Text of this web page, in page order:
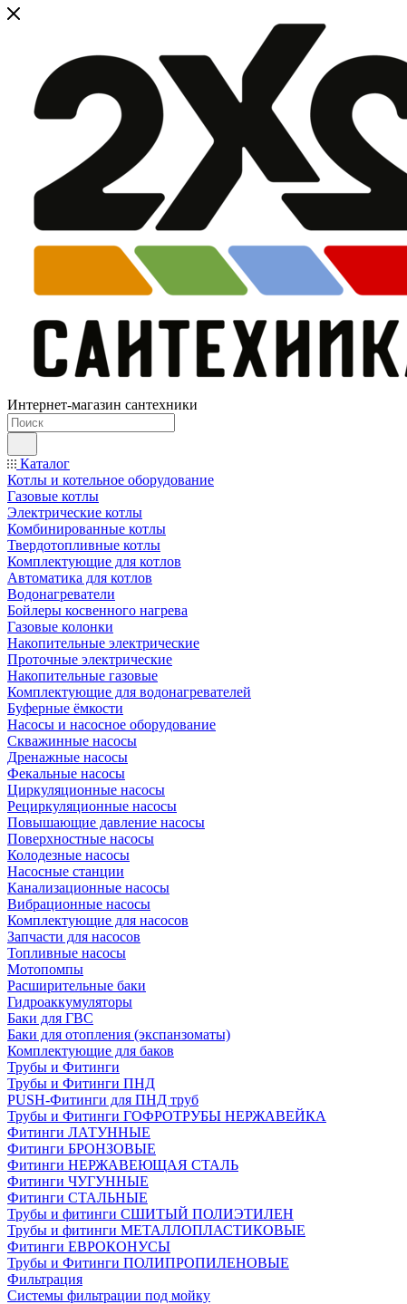
Интернет-магазин сантехники
Каталог
Котлы и котельное оборудование
Газовые котлы
Электрические котлы
Комбинированные котлы
Твердотопливные котлы
Комплектующие для котлов
Автоматика для котлов
Водонагреватели
Бойлеры косвенного нагрева
Газовые колонки
Накопительные электрические
Проточные электрические
Накопительные газовые
Комплектующие для водонагревателей
Буферные ёмкости
Насосы и насосное оборудование
Скважинные насосы
Дренажные насосы
Фекальные насосы
Циркуляционные насосы
Рециркуляционные насосы
Повышающие давление насосы
Поверхностные насосы
Колодезные насосы
Насосные станции
Канализационные насосы
Вибрационные насосы
Комплектующие для насосов
Запчасти для насосов
Топливные насосы
Мотопомпы
Расширительные баки
Гидроаккумуляторы
Баки для ГВС
Баки для отопления (экспанзоматы)
Комплектующие для баков
Трубы и Фитинги
Трубы и Фитинги ПНД
PUSH-Фитинги для ПНД труб
Трубы и Фитинги ГОФРОТРУБЫ НЕРЖАВЕЙКА
Фитинги ЛАТУННЫЕ
Фитинги БРОНЗОВЫЕ
Фитинги НЕРЖАВЕЮЩАЯ СТАЛЬ
Фитинги ЧУГУННЫЕ
Фитинги СТАЛЬНЫЕ
Трубы и фитинги СШИТЫЙ ПОЛИЭТИЛЕН
Трубы и фитинги МЕТАЛЛОПЛАСТИКОВЫЕ
Фитинги ЕВРОКОНУСЫ
Трубы и Фитинги ПОЛИПРОПИЛЕНОВЫЕ
Фильтрация
Системы фильтрации под мойку